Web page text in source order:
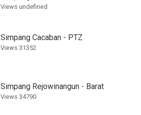
Views undefined
Simpang Cacaban - PTZ
Views 31352
Simpang Rejowinangun - Barat
Views 34790